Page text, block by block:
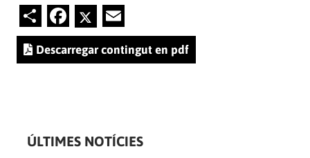
ShareFacebook
Twitter
Descarregar contingut en pdf
ÚLTIMES NOTÍCIES